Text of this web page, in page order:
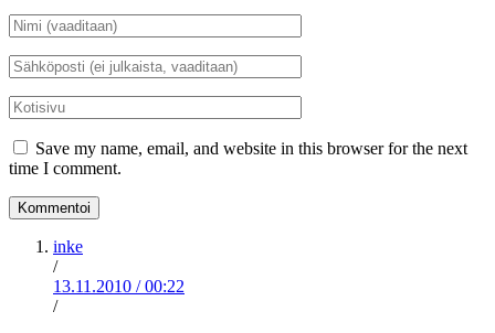
Nimi
*
Sähköposti
*
Kotisivu
Save my name, email, and website in this browser for the next
time I comment.
inke
/
13.11.2010 / 00:22
/